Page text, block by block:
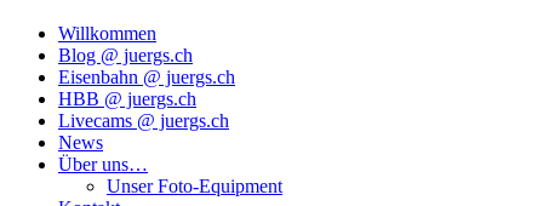
Willkommen
Blog @ juergs.ch
Eisenbahn @ juergs.ch
HBB @ juergs.ch
Livecams @ juergs.ch
News
Über uns…
Unser Foto-Equipment